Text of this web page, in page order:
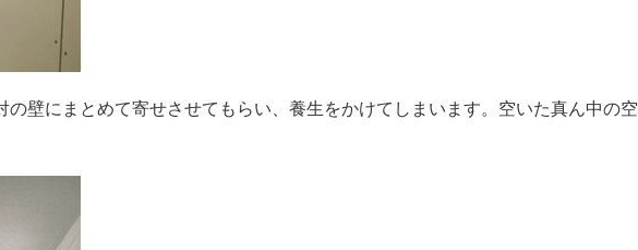
の壁にまとめて寄せさせてもらい、養生をかけてしまいます。空いた真ん中の空